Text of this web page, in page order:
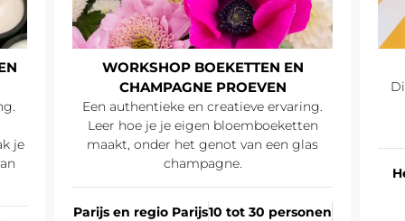
je
WORKSHOP BOEKETTEN EN
CHAMPAGNE PROEVEN
Een authentieke en creatieve ervaring.
Leer hoe je je eigen bloemboeketten
maakt, onder het genot van een glas
champagne.
Parijs en regio Parijs10 tot 30 personen